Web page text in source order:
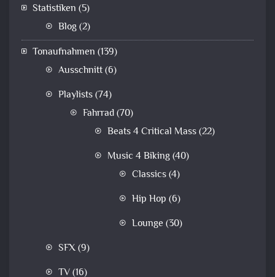
Statistiken (5)
Blog(2)
Tonaufnahmen (139)
Ausschnitt(6)
Playlists(74)
Fahrrad(70)
Beats 4 Critical Mass(22)
Music 4 Biking(40)
Classics(4)
Hip Hop (6)
Lounge (30)
SFX(9)
TV(16)